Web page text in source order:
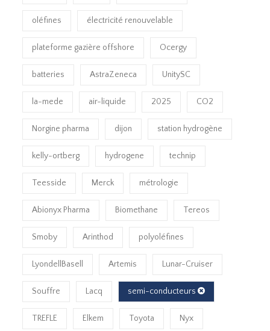
oléfines électricité renouvelable
plateforme gazière offshore Ocergy
batteries AstraZeneca UnitySC
la-mede air-liquide 2025 CO2
Norgine pharma dijon station hydrogène
kelly-ortberg hydrogene technip
Teesside Merck métrologie
Abionyx Pharma Biomethane Tereos
Smoby Arinthod polyoléfines
LyondellBasell Artemis Lunar-Cruiser
Souffre Lacq semi-conducteurs
TREFLE Elkem Toyota Nyx